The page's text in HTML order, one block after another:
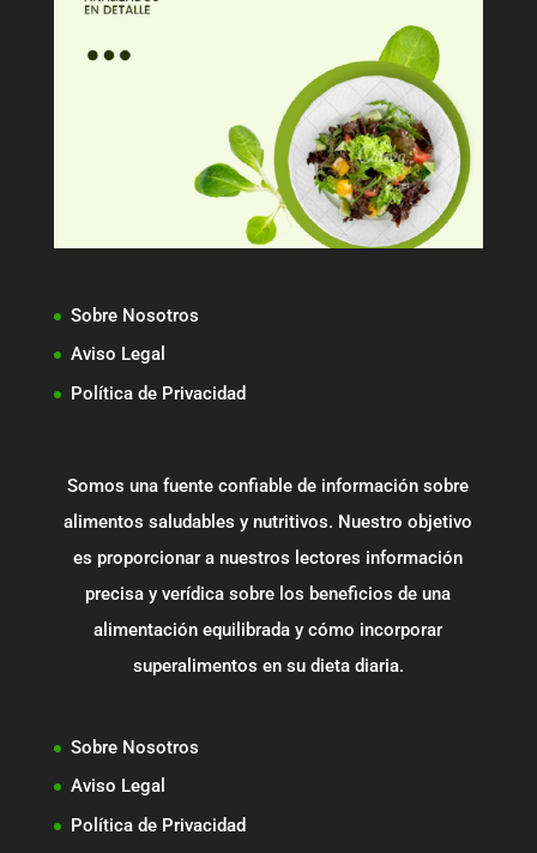
Sobre Nosotros
Aviso Legal
Política de Privacidad
Somos una fuente confiable de información sobre
alimentos saludables y nutritivos. Nuestro objetivo
es proporcionar a nuestros lectores información
precisa y verídica sobre los beneficios de una
alimentación equilibrada y cómo incorporar
superalimentos en su dieta diaria.
Sobre Nosotros
Aviso Legal
Política de Privacidad